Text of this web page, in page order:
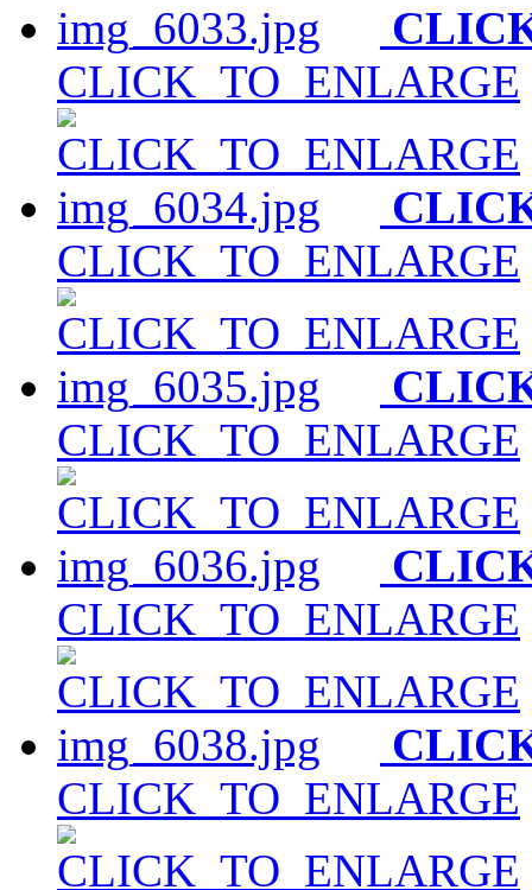
CLICK_TO_ENLARGE
CLICK_TO_ENLARGE
CLICK_TO_ENLARGE
CLICK_TO_ENLARGE
CLICK_TO_ENLARGE